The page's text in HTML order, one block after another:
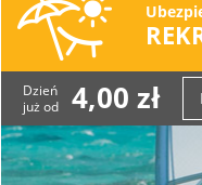
Dzień
już od
4,00 zł